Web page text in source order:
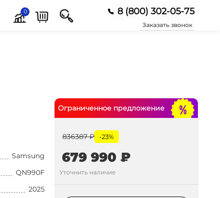
0 8 (800) 302-05-75
Заказать звонок
Samsung
QN990F
2025
836387 ₽ -23%
679 990 ₽
Уточнить наличие
Ограниченное предложение